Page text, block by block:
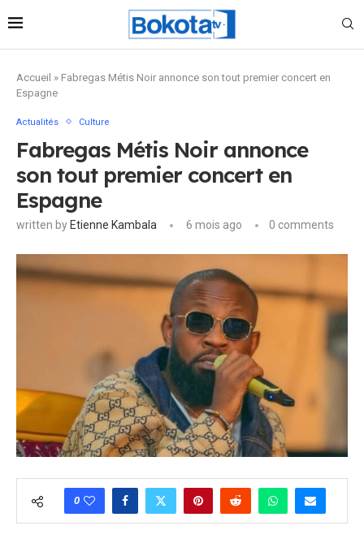
Accueil » Fabregas Métis Noir annonce son tout premier concert en
Espagne
Actualités Culture
Fabregas Métis Noir annonce
son tout premier concert en
Espagne
written by Etienne Kambala 6 mois ago 0 comments
0